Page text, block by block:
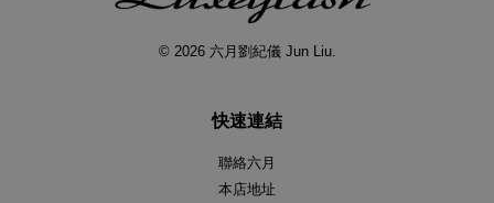
© 2026 六月劉紀儀 Jun Liu.
快速連結
聯絡六月
本店地址